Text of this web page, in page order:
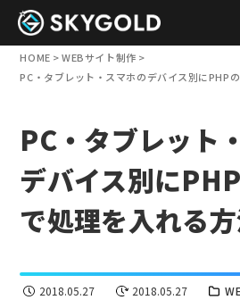
HOME >WEBサイト制作 >
PC・タブレット・スマホのデバイス別にPHP
PC・タブレット
デバイス別に
で処理を入れる
2018.05.27 2018.05.27